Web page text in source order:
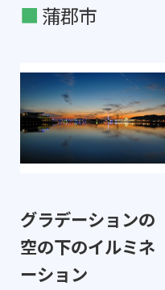
蒲郡市
グラデーションの
空の下のイルミネ
ーション